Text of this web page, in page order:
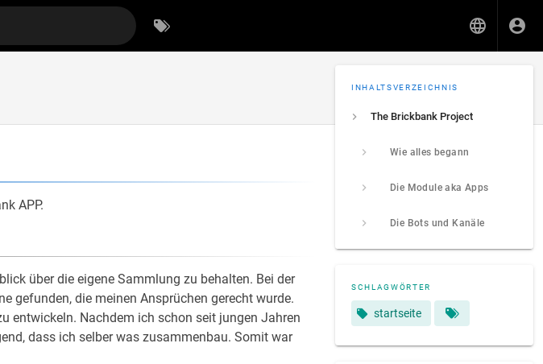
INHALTSVERZEICHNIS
The Brickbank Project
Wie alles begann
Die Module aka Apps
Die Bots und Kanäle
SCHLAGWÖRTER
startseite
APP.
über die eigene Sammlung zu behalten. Bei der
gefunden, die meinen Ansprüchen gerecht wurde.
entwickeln. Nachdem ich schon seit jungen Jahren
dass ich selber was zusammenbau. Somit war